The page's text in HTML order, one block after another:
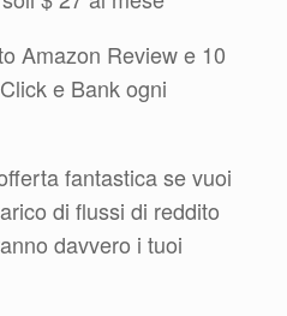
Amazon Review e 10
e Bank ogni
fantastica se vuoi
di flussi di reddito
davvero i tuoi